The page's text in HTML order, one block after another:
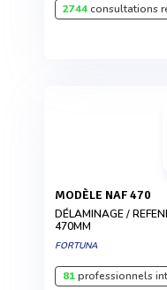
2744consultations
MODÈLE NAF 470
DÉLAMINAGE /
470MM
FORTUNA
81professionnels